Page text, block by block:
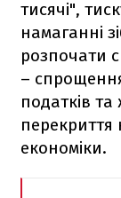
тисячі",
намаганні
розпочати
–
податків та
перекриття
економіки.